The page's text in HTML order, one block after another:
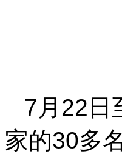
7月22日
家的30多